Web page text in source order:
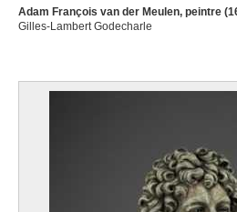
Adam François van der Meulen, peintre
Gilles-Lambert Godecharle